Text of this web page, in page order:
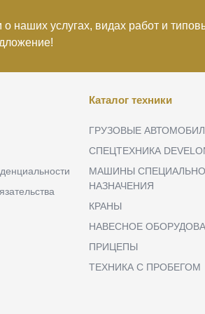
наших услугах, видах работ и
Каталог техники
ГРУЗОВЫЕ
СПЕЦТЕХНИКА
МАШИНЫ
НАЗНАЧЕНИЯ
КРАНЫ
НАВЕСНОЕ
ПРИЦЕПЫ
ТЕХНИКА С ПРОБЕГОМ